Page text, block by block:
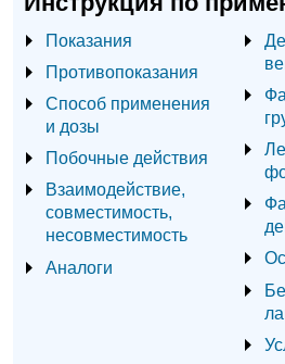
Показания
Противопоказания
Способ применения
и дозы
Побочные действия
Взаимодействие,
совместимость,
несовместимость
Аналоги